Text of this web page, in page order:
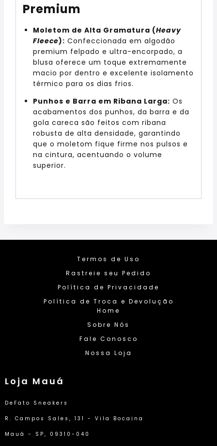
Premium
Moletom de Alta Gramatura (Heavy
Fleece): Confeccionada em algodão
premium felpado e ultra-encorpado, a
blusa oferece um toque extremamente
macio por dentro e excelente isolamento
térmico para os dias frios.
Punhos e Barra em Ribana Larga: Os
acabamentos dos punhos, da barra e da
gola careca são feitos com ribana
robusta de alta densidade, garantindo
que o moletom fique firme nos pulsos e
na cintura, acentuando o volume
superior.
Termos de Uso
Rastreie seu Pedido
Política de Privacidade
Política de Troca e Devolução
Home
Sobre Nós
Fale Conosco
Nossa Loja
Loja Mauá
DeFato Sneakers
R. Campos Sales, 131 - Vila Bocaina
Mauá - SP, 09310-040